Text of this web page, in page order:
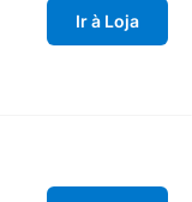
Ir à Loja